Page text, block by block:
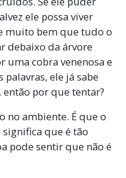
ele possa viver
muito bem que tudo o
debaixo da árvore
uma cobra venenosa e
palavras, ele já sabe
por que tentar?
no ambiente. É que o
significa que é tão
pode sentir que não é